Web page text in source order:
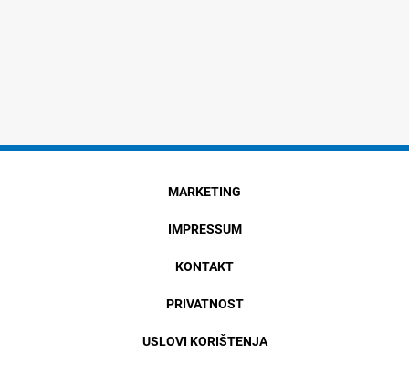
MARKETING
IMPRESSUM
KONTAKT
PRIVATNOST
USLOVI KORIŠTENJA